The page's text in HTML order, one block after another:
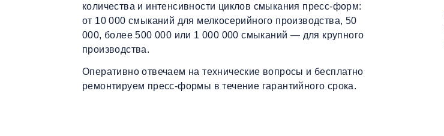
количества и интенсивности циклов смыкания пресс-форм:
от 10 000 смыканий для мелкосерийного производства, 50
000, более 500 000 или 1 000 000 смыканий — для крупного
производства.
Оперативно отвечаем на технические вопросы и бесплатно
ремонтируем пресс-формы в течение гарантийного срока.